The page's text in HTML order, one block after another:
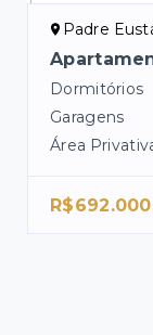
Padre
Dormitórios
Garagens
Área